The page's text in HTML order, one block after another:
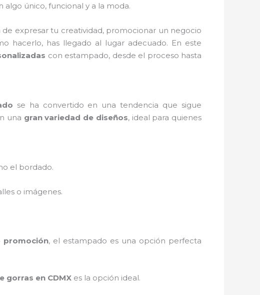
único, funcional y a la moda.
expresar tu creatividad, promocionar un negocio
hacerlo, has llegado al lugar adecuado. En este
con estampado, desde el proceso hasta
se ha convertido en una tendencia que sigue
una gran variedad de diseños, ideal para quienes
el bordado.
o imágenes.
promoción, el estampado es una opción perfecta
gorras en CDMX es la opción ideal.